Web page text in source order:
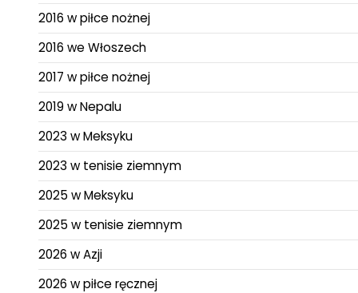
2016 w piłce nożnej
2016 we Włoszech
2017 w piłce nożnej
2019 w Nepalu
2023 w Meksyku
2023 w tenisie ziemnym
2025 w Meksyku
2025 w tenisie ziemnym
2026 w Azji
2026 w piłce ręcznej